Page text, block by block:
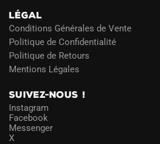
LÉGAL
Conditions Générales de Vente
Politique de Confidentialité
Politique de Retours
Mentions Légales
SUIVEZ-NOUS !
Instagram
Facebook
Messenger
X